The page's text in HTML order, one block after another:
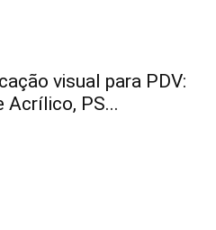
visual para PDV:
Acrílico, PS...